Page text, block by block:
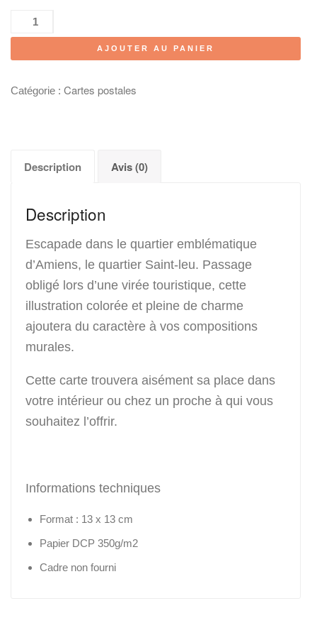
quantité
de
la
Leu
Hocquet
AJOUTER AU PANIER
Catégorie : Cartes postales
Description Avis (0)
Description
Escapade dans le quartier emblématique
d’Amiens, le quartier Saint-leu. Passage
obligé lors d’une virée touristique, cette
illustration colorée et pleine de charme
ajoutera du caractère à vos compositions
murales.
Cette carte trouvera aisément sa place dans
votre intérieur ou chez un proche à qui vous
souhaitez l’offrir.
Informations techniques
Format : 13 x 13 cm
Papier DCP 350g/m2
Cadre non fourni